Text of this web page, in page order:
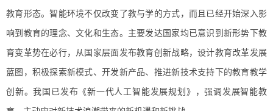
教育形态。智能环境不仅改变了教与学的方式，而且已经开始深入影
响到教育的理念、文化和生态。主要发达国家均已意识到新形势下教
育变革势在必行，从国家层面发布教育创新战略，设计教育改革发展
蓝图，积极探索新模式、开发新产品、推进新技术支持下的教育教学
创新。我国已发布《新一代人工智能发展规划》，强调发展智能教